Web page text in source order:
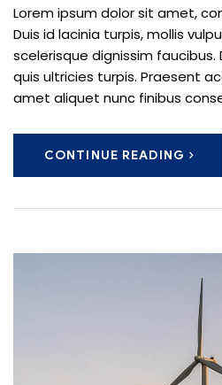
Lorem ipsum dolor sit amet,
Duis id lacinia turpis, mollis
scelerisque dignissim faucibus.
quis ultricies turpis. Praesent
amet aliquet nunc finibus
CONTINUE READING